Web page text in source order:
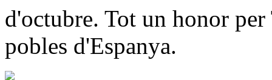
d'octubre. Tot un honor
pobles d'Espanya.